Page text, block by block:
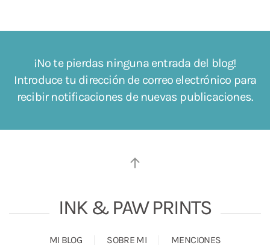
¡No te pierdas ninguna entrada del blog!
Introduce tu dirección de correo electrónico para
recibir notificaciones de nuevas publicaciones.
INK & PAW PRINTS
MI BLOG SOBRE MI MENCIONES